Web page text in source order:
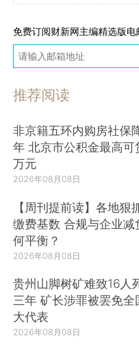
免费订阅财新网主编精选版电
推荐阅读
非京籍五环内购房社保
年 北京市公积金最高
万元
2026年08月08日
【周刊提前读】各地狠
缴费基数 合规与企业减
何平衡？
2026年08月08日
贵州山脚树矿难致16人
三年 矿长涉罪被罢免全
大代表
2026年08月08日